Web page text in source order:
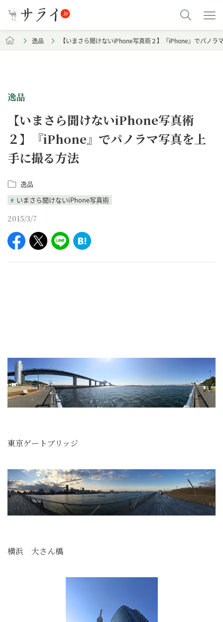
逸品 【いまさら聞けないiPhone写真術２】『iPhone』でパノラ
逸品
【いまさら聞けないiPhone写真術
２】『iPhone』でパノラマ写真を上
手に撮る方法
逸品
いまさら聞けないiPhone写真術
2015/3/7
東京ゲートブリッジ
横浜 大さん橋